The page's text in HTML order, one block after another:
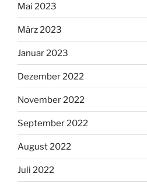
Mai 2023
März 2023
Januar 2023
Dezember 2022
November 2022
September 2022
August 2022
Juli 2022